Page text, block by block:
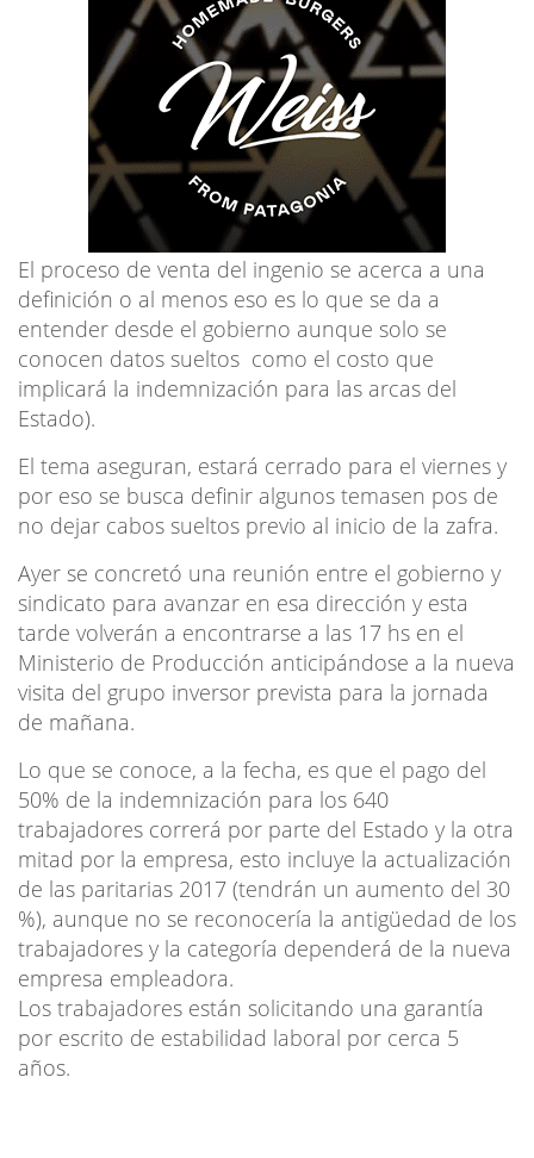
El proceso de venta del ingenio se acerca a una
definición o al menos eso es lo que se da a
entender desde el gobierno aunque solo se
conocen datos sueltos como el costo que
implicará la indemnización para las arcas del
Estado).
El tema aseguran, estará cerrado para el viernes y
por eso se busca definir algunos temasen pos de
no dejar cabos sueltos previo al inicio de la zafra.
Ayer se concretó una reunión entre el gobierno y
sindicato para avanzar en esa dirección y esta
tarde volverán a encontrarse a las 17 hs en el
Ministerio de Producción anticipándose a la nueva
visita del grupo inversor prevista para la jornada
de mañana.
Lo que se conoce, a la fecha, es que el pago del
50% de la indemnización para los 640
trabajadores correrá por parte del Estado y la otra
mitad por la empresa, esto incluye la actualización
de las paritarias 2017 (tendrán un aumento del 30
%), aunque no se reconocería la antigüedad de los
trabajadores y la categoría dependerá de la nueva
empresa empleadora.
Los trabajadores están solicitando una garantía
por escrito de estabilidad laboral por cerca 5
años.